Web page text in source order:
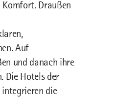
Draußen
Auf
und danach ihre
Die Hotels der
integrieren die